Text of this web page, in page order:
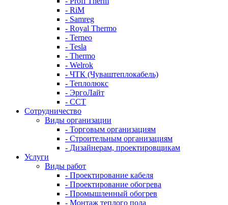
- RiM
- Samreg
- Royal Thermo
- Terneo
- Tesla
- Thermo
- Welrok
- ЧТК (Чуваштеплокабель)
- Теплолюкс
- ЭргоЛайт
- ССТ
Сотрудничество
Виды организации
- Торговым организациям
- Строительным организациям
- Дизайнерам, проектировщикам
Услуги
Виды работ
- Проектирование кабеля
- Проектирование обогрева
- Промышленный обогрев
- Монтаж теплого пола